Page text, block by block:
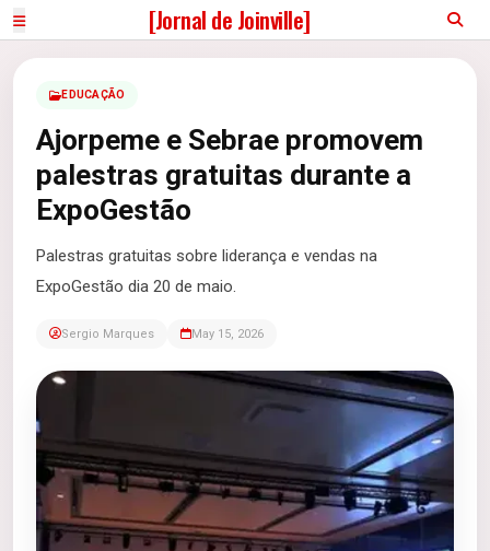
[Jornal de Joinville]
EDUCAÇÃO
Ajorpeme e Sebrae promovem
palestras gratuitas durante a
ExpoGestão
Palestras gratuitas sobre liderança e vendas na
ExpoGestão dia 20 de maio.
Sergio Marques May 15, 2026